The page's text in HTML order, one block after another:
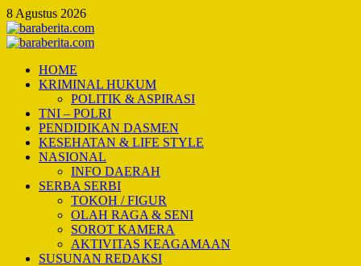
Skip
to
content
8 Agustus 2026
Primary
HOME
KRIMINAL HUKUM
POLITIK & ASPIRASI
TNI – POLRI
PENDIDIKAN DASMEN
KESEHATAN & LIFE STYLE
NASIONAL
INFO DAERAH
SERBA SERBI
TOKOH / FIGUR
OLAH RAGA & SENI
SOROT KAMERA
AKTIVITAS KEAGAMAAN
SUSUNAN REDAKSI